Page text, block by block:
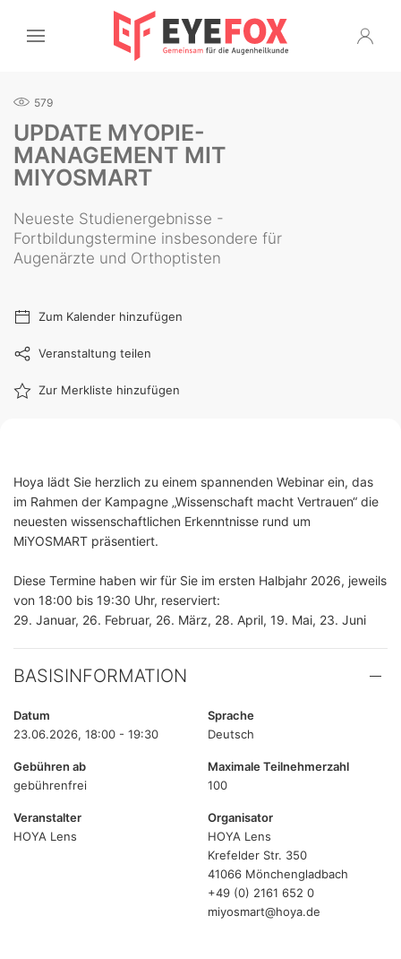
579
UPDATE MYOPIE-
MANAGEMENT MIT
MIYOSMART
Neueste Studienergebnisse -
Fortbildungstermine insbesondere für
Augenärzte und Orthoptisten
Zum Kalender hinzufügen
Veranstaltung teilen
Zur Merkliste hinzufügen
Hoya lädt Sie herzlich zu einem spannenden Webinar ein, das
im Rahmen der Kampagne „Wissenschaft macht Vertrauen“ die
neuesten wissenschaftlichen Erkenntnisse rund um
MiYOSMART präsentiert.
Diese Termine haben wir für Sie im ersten Halbjahr 2026, jeweils
von 18:00 bis 19:30 Uhr, reserviert:
29. Januar, 26. Februar, 26. März, 28. April, 19. Mai, 23. Juni
BASISINFORMATION
Datum
23.06.2026, 18:00 - 19:30
Sprache
Deutsch
Gebühren ab
gebührenfrei
Maximale Teilnehmerzahl
100
Veranstalter
HOYA Lens
Organisator
HOYA Lens
Krefelder Str. 350
41066 Mönchengladbach
+49 (0) 2161 652 0
miyosmart@hoya.de